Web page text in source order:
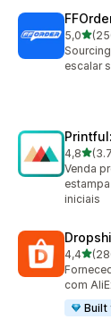
5,0de 5
250
escalar
4,8de 5
3716
Venda
iniciais
4,4de 5
280
com
Built